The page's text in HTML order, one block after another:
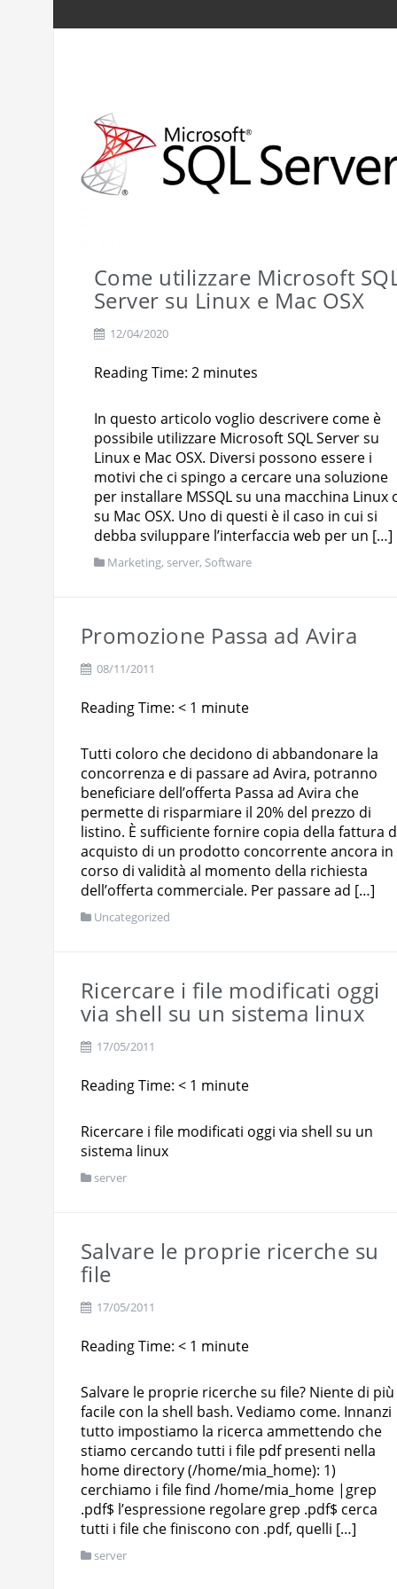
Come utilizzare Microsoft
Server su Linux e Mac OSX
12/04/2020
Reading Time: 2 minutes
In questo articolo voglio descrivere come è
possibile utilizzare Microsoft SQL Server su
Linux e Mac OSX. Diversi possono essere i
motivi che ci spingo a cercare una soluzione
per installare MSSQL su una macchina Linux
su Mac OSX. Uno di questi è il caso in cui si
debba sviluppare l’interfaccia web per un […]
Marketing, server, Software
Promozione Passa ad Avira
08/11/2011
Reading Time: < 1 minute
Tutti coloro che decidono di abbandonare la
concorrenza e di passare ad Avira, potranno
beneficiare dell’offerta Passa ad Avira che
permette di risparmiare il 20% del prezzo di
listino. È sufficiente fornire copia della fattura
acquisto di un prodotto concorrente ancora in
corso di validità al momento della richiesta
dell’offerta commerciale. Per passare ad […]
Uncategorized
Ricercare i file modificati oggi
via shell su un sistema linux
17/05/2011
Reading Time: < 1 minute
Ricercare i file modificati oggi via shell su un
sistema linux
server
Salvare le proprie ricerche su
file
17/05/2011
Reading Time: < 1 minute
Salvare le proprie ricerche su file? Niente di più
facile con la shell bash. Vediamo come. Innanzi
tutto impostiamo la ricerca ammettendo che
stiamo cercando tutti i file pdf presenti nella
home directory (/home/mia_home): 1)
cerchiamo i file find /home/mia_home |grep
.pdf$ l’espressione regolare grep .pdf$ cerca
tutti i file che finiscono con .pdf, quelli […]
server